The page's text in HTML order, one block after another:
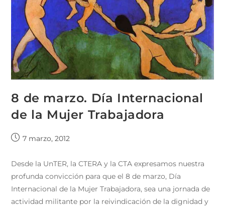
8 de marzo. Día Internacional
de la Mujer Trabajadora
7 marzo, 2012
Desde la UnTER, la CTERA y la CTA expresamos nuestra
profunda convicción para que el 8 de marzo, Día
Internacional de la Mujer Trabajadora, sea una jornada de
actividad militante por la reivindicación de la dignidad y